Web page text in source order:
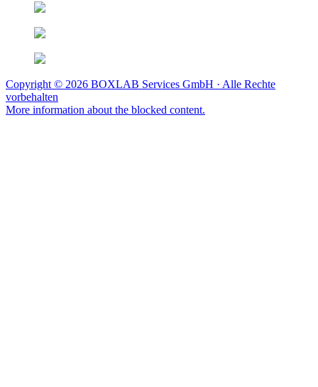
Copyright © 2026 BOXLAB Services GmbH · Alle Rechte
vorbehalten
More information about the blocked content.